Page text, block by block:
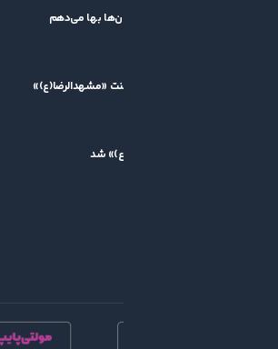
برایم اهمیتی ندارد/ بمب نه، به جوان‌ها بها می‌دهم
گیتی‌پسند از برگزارکنندگان تورنمنت «مشهدالرضا(ع)»
بازیکن تورنمنت «مشهدالرضا(ع)» شد